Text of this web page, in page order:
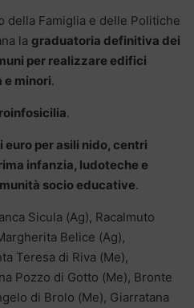
della Famiglia e delle Politiche
la graduatoria definitiva dei
per realizzare edifici
e minori.
.
euro per asili nido, centri
infanzia, ludoteche e
socio educative.
Sicula (Ag), Racalmuto
Belice (Ag),
Teresa di Riva (Me),
Pozzo di Gotto (Me), Bronte
di Brolo (Me), Giarratana